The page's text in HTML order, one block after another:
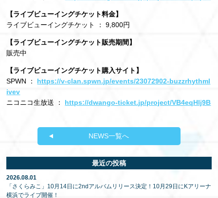
【ライブビューイングチケット料金】
ライブビューイングチケット ： 9,800円
【ライブビューイングチケット販売期間】
販売中
【ライブビューイングチケット購入サイト】
SPWN ： https://v-clan.spwn.jp/events/23072902-buzzrhythml
ivev
ニコニコ生放送 ： https://dwango-ticket.jp/project/VB4eqHlj9B
NEWS一覧へ
最近の投稿
2026.08.01
「さくらみこ」10月14日に2ndアルバムリリース決定！10月29日にKアリーナ
横浜でライブ開催！